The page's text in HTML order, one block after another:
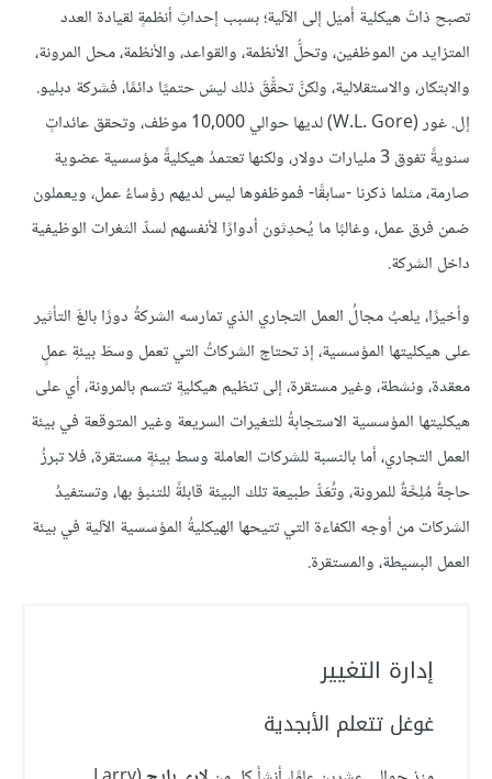
تصبح ذاتَ هيكلية أميَل إلى الآلية؛ بسبب إحداثِ أنظمةٍ لقيادة العدد
المتزايد من الموظفين، وتحلُّ الأنظمة، والقواعد، والأنظمة، محل المرونة،
والابتكار، والاستقلالية، ولكنَّ تحقُّقَ ذلك ليسَ حتميًا دائمًا، فشركة دبليو.
إل. غور (W.L. Gore) لديها حوالي 10,000 موظف، وتحقق عائداتٍ
سنويةً تفوق 3 مليارات دولار، ولكنها تعتمدُ هيكليةً مؤسسية عضوية
صارمة، مثلما ذكرنا -سابقًا- فموظفوها ليس لديهم رؤساءُ عمل، ويعملون
ضمن فرق عمل، وغالبًا ما يُحدِثون أدوارًا لأنفسهم لسدِّ الثغرات الوظيفية
داخل الشركة.
وأخيرًا، يلعبُ مجالُ العمل التجاري الذي تمارسه الشركةُ دورًا بالغَ التأثير
على هيكليتها المؤسسية، إذ تحتاج الشركاتُ التي تعمل وسطَ بيئةِ عملٍ
معقدة، ونشطة، وغير مستقرة، إلى تنظيم هيكليةٍ تتسم بالمرونة، أي على
هيكليتها المؤسسية الاستجابةُ للتغيرات السريعة وغير المتوقعة في بيئة
العمل التجاري، أما بالنسبة للشركات العاملة وسط بيئةٍ مستقرة، فلا تبرزُ
حاجةٌ مُلِحَّةٌ للمرونة، وتُعَدُّ طبيعة تلك البيئة قابلةً للتنبؤ بها، وتستفيدُ
الشركات من أوجه الكفاءة التي تتيحها الهيكليةُ المؤسسية الآلية في بيئة
العمل البسيطة، والمستقرة.
إدارة التغيير
غوغل تتعلم الأبجدية